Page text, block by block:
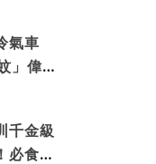
氣車
」偉論
千金級
必食失